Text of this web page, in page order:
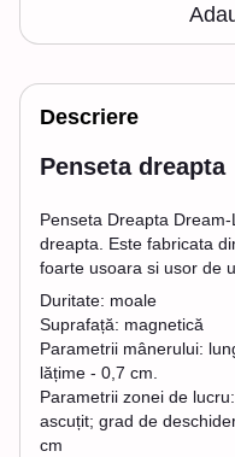
Descriere
Penseta
Penseta Dreapta
dreapta. Este fabricata
foarte usoara si usor de
Duritate: moale
Suprafață: magnetică
Parametrii mânerului:
lățime - 0,7 cm.
Parametrii zonei de
ascuțit; grad de
cm